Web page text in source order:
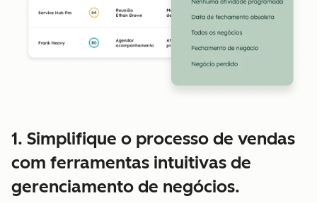
1. Simplifique o processo de vendas
com ferramentas intuitivas de
gerenciamento de negócios.